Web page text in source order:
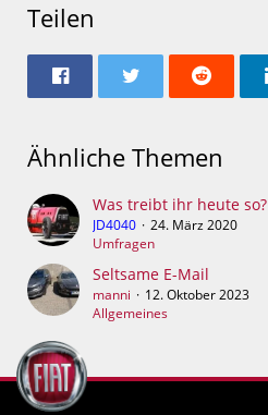
Teilen
Ähnliche Themen
Was treibt ihr heute so?
JD4040
24. März 2020
Umfragen
Seltsame E-Mail
manni
12. Oktober 2023
Allgemeines